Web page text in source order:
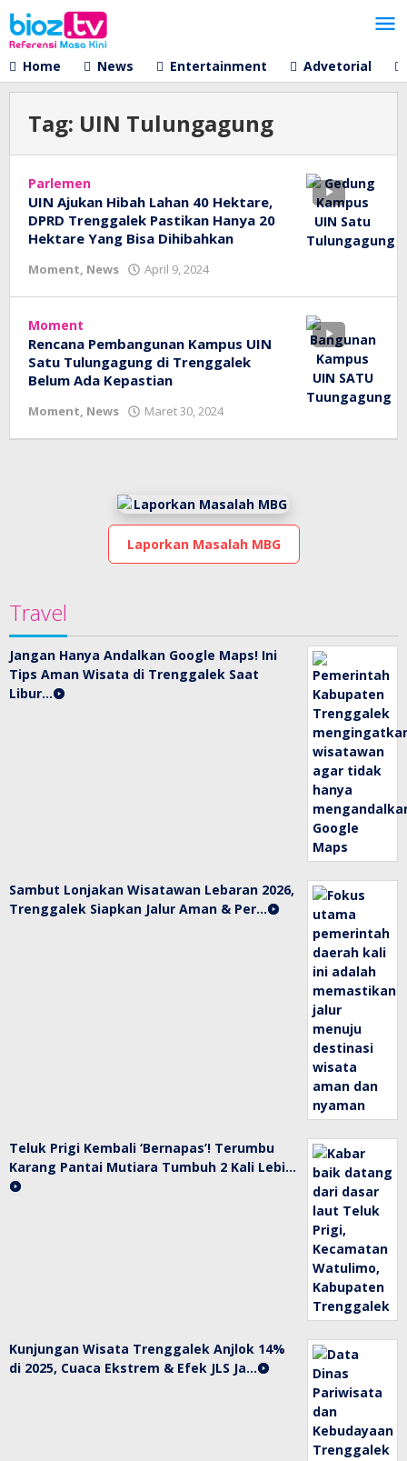
Lewati
ke
konten
Home
News Entertainment Advetorial
Tag: UIN Tulungagung
Parlemen
UIN Ajukan Hibah Lahan 40 Hektare,
DPRD Trenggalek Pastikan Hanya 20
Hektare Yang Bisa Dihibahkan
Moment, News April 9, 2024
tv
Moment
Rencana Pembangunan Kampus UIN
Satu Tulungagung di Trenggalek
Belum Ada Kepastian
Moment, News Maret 30, 2024
tv
Laporkan Masalah MBG
Travel
Jangan Hanya Andalkan Google Maps! Ini
Tips Aman Wisata di Trenggalek Saat
Libur…
Sambut Lonjakan Wisatawan Lebaran 2026,
Trenggalek Siapkan Jalur Aman & Per…
Teluk Prigi Kembali ‘Bernapas’! Terumbu
Karang Pantai Mutiara Tumbuh 2 Kali Lebi…
Kunjungan Wisata Trenggalek Anjlok 14%
di 2025, Cuaca Ekstrem & Efek JLS Ja…